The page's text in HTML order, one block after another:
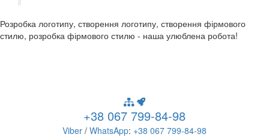
Розробка логотипу, створення логотипу, створення фірмового
стилю, розробка фірмового стилю - наша улюблена робота!
+38 067 799-84-98
Viber / WhatsApp: +38 067 799-84-98